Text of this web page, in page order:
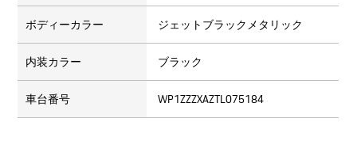
ボディーカラー ジェットブラックメタリック
内装カラー ブラック
車台番号 WP1ZZZXAZTL075184